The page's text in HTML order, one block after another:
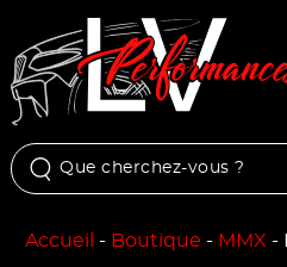
Accueil - Boutique - MMX -